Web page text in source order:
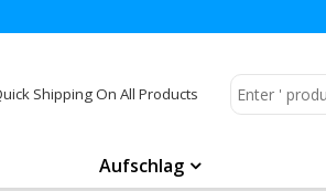
Shipping On All Products
Aufschlag